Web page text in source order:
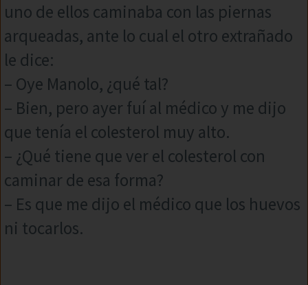
uno de ellos caminaba con las piernas
arqueadas, ante lo cual el otro extrañado
le dice:
– Oye Manolo, ¿qué tal?
– Bien, pero ayer fuí al médico y me dijo
que tenía el colesterol muy alto.
– ¿Qué tiene que ver el colesterol con
caminar de esa forma?
– Es que me dijo el médico que los huevos
ni tocarlos.